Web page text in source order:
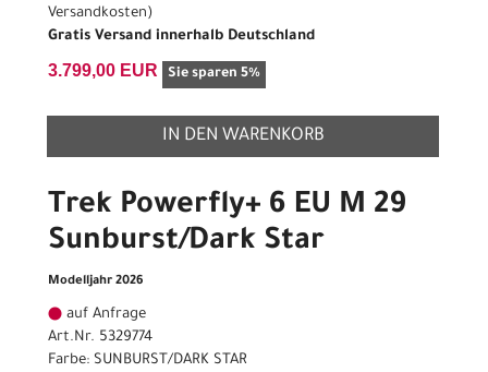
Versandkosten)
Gratis Versand innerhalb Deutschland
3.799,00 EUR Sie sparen 5%
IN DEN WARENKORB
Trek Powerfly+ 6 EU M 29
Sunburst/Dark Star
Modelljahr 2026
auf Anfrage
Art.Nr. 5329774
Farbe: SUNBURST/DARK STAR